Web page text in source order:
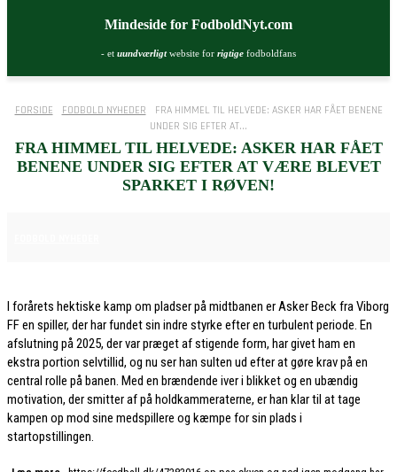
Mindeside for FodboldNyt.com
- et uundværligtwebsite for rigtige fodboldfans
FORSIDE FODBOLD NYHEDER
FRA HIMMEL TIL HELVEDE: ASKER HAR FÅET BENENE
UNDER SIG EFTER AT...
FRA HIMMEL TIL HELVEDE: ASKER HAR FÅET
BENENE UNDER SIG EFTER AT VÆRE BLEVET
SPARKET I RØVEN!
I forårets hektiske kamp om pladser på midtbanen er Asker Beck fra Viborg
FF en spiller, der har fundet sin indre styrke efter en turbulent periode. En
afslutning på 2025, der var præget af stigende form, har givet ham en
ekstra portion selvtillid, og nu ser han sulten ud efter at gøre krav på en
central rolle på banen. Med en brændende iver i blikket og en ubændig
motivation, der smitter af på holdkammeraterne, er han klar til at tage
kampen op mod sine medspillere og kæmpe for sin plads i
startopstillingen.